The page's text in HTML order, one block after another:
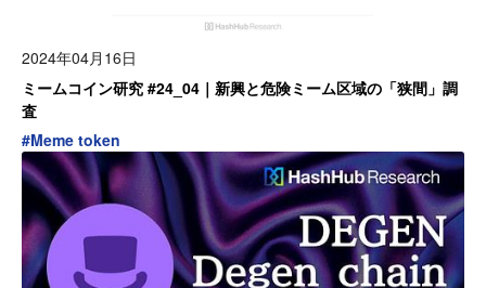
2024年04月16日
ミームコイン研究 #24_04｜新興と危険ミーム区域の「狭間」調
査
#Meme token